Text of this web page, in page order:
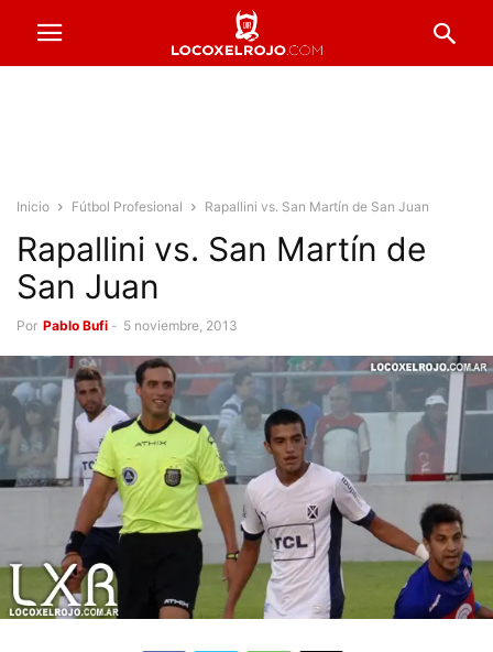
Inicio Fútbol Profesional Rapallini vs. San Martín de San Juan
Rapallini vs. San Martín de
San Juan
Por Pablo Bufi - 5 noviembre, 2013